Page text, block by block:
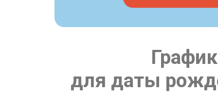
для даты